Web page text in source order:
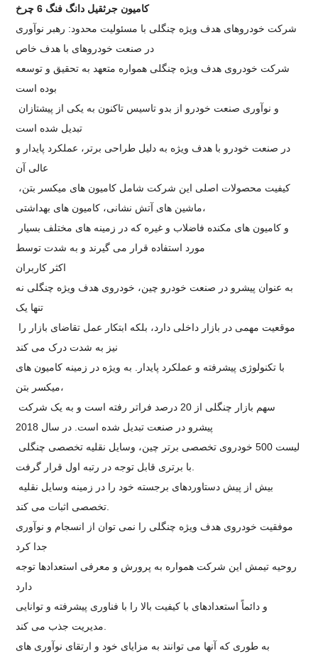
کامیون جرثقیل دانگ فنگ 6 چرخ
شرکت خودروهای هدف ویژه چنگلی با مسئولیت محدود: رهبر نوآوری
در صنعت خودروهای با هدف خاص
شرکت خودروی هدف ویژه چنگلی همواره متعهد به تحقیق و توسعه
بوده است
در صنعت خودرو با هدف ویژه به دلیل طراحی برتر، عملکرد پایدار و
عالی آن
ماشین های آتش نشانی، کامیون های بهداشتی،
اکثر کاربران
به عنوان پیشرو در صنعت خودرو چین، خودروی هدف ویژه چنگلی نه
تنها یک
با تکنولوژی پیشرفته و عملکرد پایدار. به ویژه در زمینه کامیون های
میکسر بتن،
پیشرو در صنعت تبدیل شده است. در سال 2018
موفقیت خودروی هدف ویژه چنگلی را نمی توان از انسجام و نوآوری
روحیه تیمش این شرکت همواره به پرورش و معرفی استعدادها توجه
و دائماً استعدادهای با کیفیت بالا را با فناوری پیشرفته و توانایی
به طوری که آنها می توانند به مزایای خود و ارتقای نوآوری های